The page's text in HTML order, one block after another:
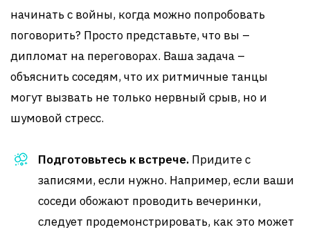
начинать с войны, когда можно попробовать
поговорить? Просто представьте, что вы –
дипломат на переговорах. Ваша задача –
объяснить соседям, что их ритмичные танцы
могут вызвать не только нервный срыв, но и
шумовой стресс.
Подготовьтесь к встрече. Придите с
записями, если нужно. Например, если ваши
соседи обожают проводить вечеринки,
следует продемонстрировать, как это может